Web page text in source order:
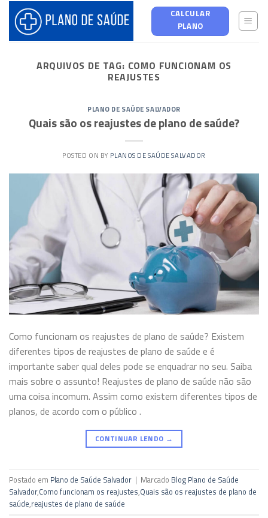
content
CALCULAR
PLANO
ARQUIVOS DE TAG: COMO FUNCIONAM OS
REAJUSTES
PLANO DE SAÚDE SALVADOR
Quais são os reajustes de plano de saúde?
POSTED ON BY PLANOS DE SAÚDE SALVADOR
Como funcionam os reajustes de plano de saúde? Existem
diferentes tipos de reajustes de plano de saúde e é
importante saber qual deles pode se enquadrar no seu. Saiba
mais sobre o assunto! Reajustes de plano de saúde não são
uma coisa incomum. Assim como existem diferentes tipos de
planos, de acordo com o público .
CONTINUAR LENDO →
Postado em Plano de Saúde Salvador | Marcado Blog Plano de Saúde
Salvador,Como funcionam os reajustes,Quais são os reajustes de plano de
saúde,reajustes de plano de saúde